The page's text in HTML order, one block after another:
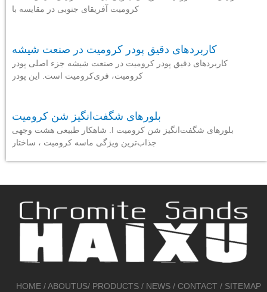
کرومیت آفریقای جنوبی در مقایسه با
کاربردهای دقیق پودر کرومیت در صنعت شیشه
کاربردهای دقیق پودر کرومیت در صنعت شیشه جزء اصلی پودر
کرومیت، فری‌کرومیت است. این پودر
بلورهای شگفت‌انگیز شن کرومیت
بلورهای شگفت‌انگیز شن کرومیت I. شاهکار طبیعی هشت وجهی
جذاب‌ترین ویژگی ماسه کرومیت ، ساختار
HOME / ABOUTUS/ PRODUCTS / NEWS / CONTACT / SITEMAP